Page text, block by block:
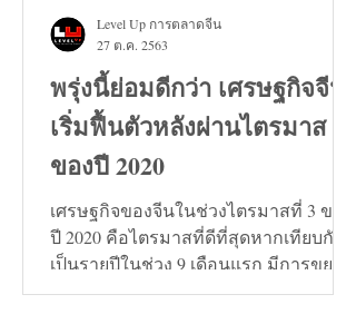
พรุ่งนี้ย่อมดีกว่า เศรษฐกิจจีน
เริ่มฟื้นตัวหลังผ่านไตรมาส 3
ของปี 2020
เศรษฐกิจของจีนในช่วงไตรมาสที่ 3 ของ
ปี 2020 คือไตรมาสที่ดีที่สุดหากเทียบกัน
เป็นรายปีในช่วง 9 เดือนแรก มีการขยาย
ตัวเพิ่มขึ้น 0.7%
Level Up การตลาดจีน
27 ต.ค. 2563